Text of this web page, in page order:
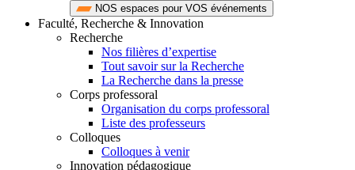
NOS espaces pour VOS événements
Faculté, Recherche & Innovation
Recherche
Nos filières d’expertise
Tout savoir sur la Recherche
La Recherche dans la presse
Corps professoral
Organisation du corps professoral
Liste des professeurs
Colloques
Colloques à venir
Innovation pédagogique